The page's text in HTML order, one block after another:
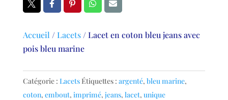
Accueil /Lacets/Lacet en coton bleu jeans avec
pois bleu marine
Catégorie : Lacets Étiquettes : argenté, bleu marine,
coton, embout, imprimé, jeans, lacet, unique